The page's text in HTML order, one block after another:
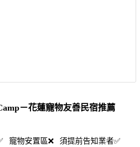
－花蓮寵物友善民宿推薦
寵物安置區❌ 須提前告知業者✅